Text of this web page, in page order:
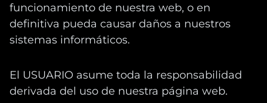
funcionamiento de nuestra web, o en
definitiva pueda causar daños a nuestros
sistemas informáticos.
El USUARIO asume toda la responsabilidad
derivada del uso de nuestra página web.